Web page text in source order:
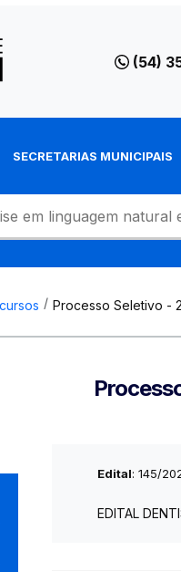
(54)
SECRETARIAS MUNICIPAIS
Processo Seletivo -
Edital: 145/
EDITAL